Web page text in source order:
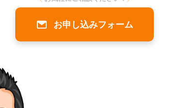
お申し込みフォーム